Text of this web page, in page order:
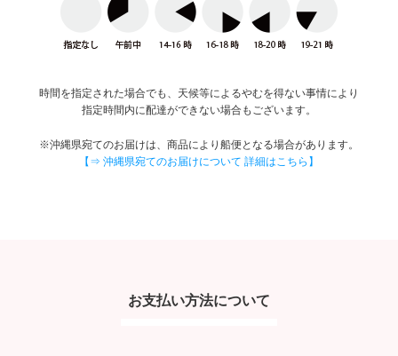
時間を指定された場合でも、天候等によるやむを得ない事情により
指定時間内に配達ができない場合もございます。
※沖縄県宛てのお届けは、商品により船便となる場合があります。
【⇒ 沖縄県宛てのお届けについて 詳細はこちら】
お支払い方法について